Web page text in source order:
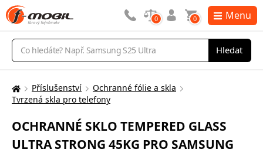
Vyhledávání
Hledat
0 0 Menu
Zde
nacházíte:
Příslušenství
Ochranné fólie a skla
Tvrzená skla pro telefony
OCHRANNÉ SKLO TEMPERED GLASS
ULTRA STRONG 45KG PRO SAMSUNG